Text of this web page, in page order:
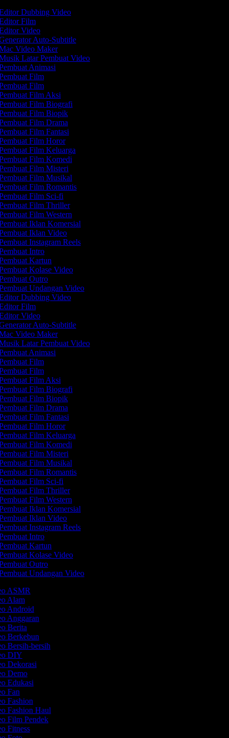
Dubbing Video
Film
Video
Auto-Subtitle
Video Maker
Latar Pembuat Video
Animasi
Film
Film
Film Aksi
Film Biografi
Film Biopik
Film Drama
Film Fantasi
Film Horor
Film Keluarga
Film Komedi
Film Misteri
Film Musikal
Film Romantis
Film Sci-fi
Film Thriller
Film Western
Iklan Komersial
Iklan Video
Instagram Reels
Intro
Kartun
Kolase Video
Outro
Undangan Video
Dubbing Video
Film
Video
Auto-Subtitle
Video Maker
Latar Pembuat Video
Animasi
Film
Film
Film Aksi
Film Biografi
Film Biopik
Film Drama
Film Fantasi
Film Horor
Film Keluarga
Film Komedi
Film Misteri
Film Musikal
Film Romantis
Film Sci-fi
Film Thriller
Film Western
Iklan Komersial
Iklan Video
Instagram Reels
Intro
Kartun
Kolase Video
Outro
Undangan Video
ASMR
Alam
Android
Anggaran
Berita
Berkebun
Bersih-bersih
DIY
Dekorasi
Demo
Edukasi
Fan
Fashion
Fashion Haul
Film Pendek
Fitness